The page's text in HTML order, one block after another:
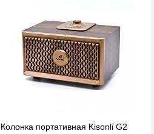
Купить в 1 клик К сравнению
В избранное В наличии
Колонка портативная Kisonli G2